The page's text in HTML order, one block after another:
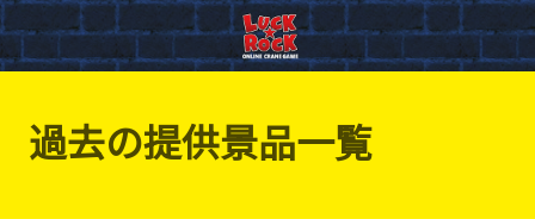
過去の提供景品一覧